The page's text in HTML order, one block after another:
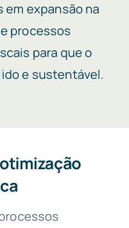
em expansão na
processos
para que o
e sustentável.